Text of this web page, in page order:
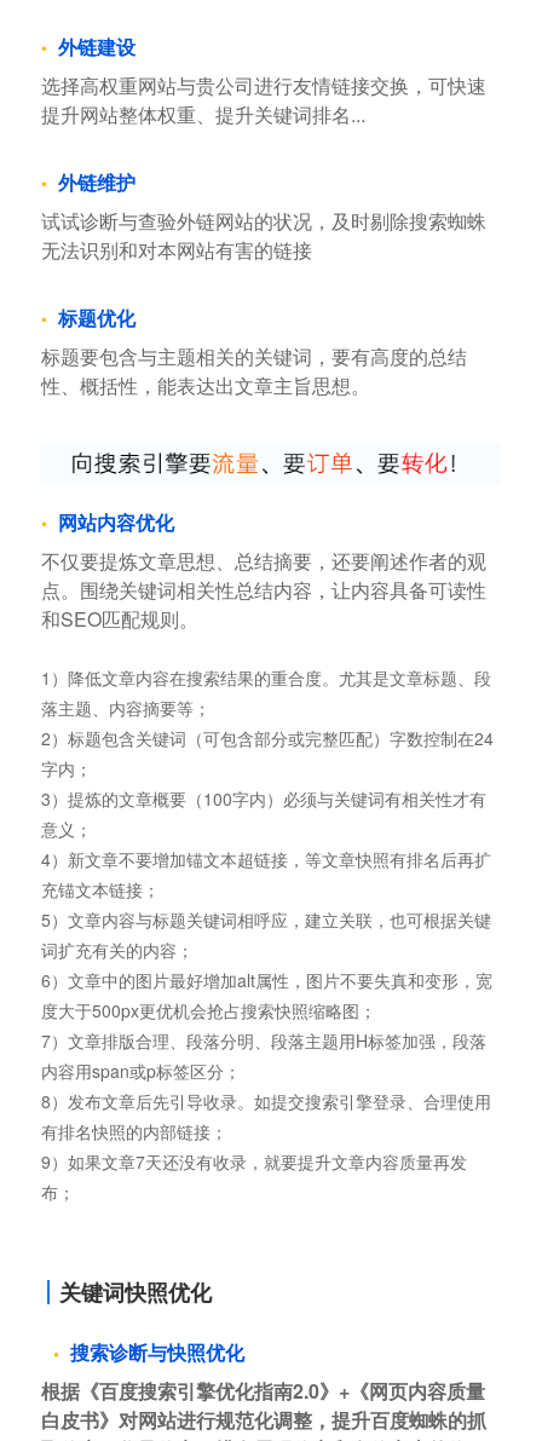
外链建设
选择高权重网站与贵公司进行友情链接交换，可快速
提升网站整体权重、提升关键词排名...
外链维护
试试诊断与查验外链网站的状况，及时剔除搜索蜘蛛
无法识别和对本网站有害的链接
标题优化
标题要包含与主题相关的关键词，要有高度的总结
性、概括性，能表达出文章主旨思想。
网站内容优化
不仅要提炼文章思想、总结摘要，还要阐述作者的观
点。围绕关键词相关性总结内容，让内容具备可读性
和SEO匹配规则。
1）降低文章内容在搜索结果的重合度。尤其是文章标题、段
落主题、内容摘要等；
2）标题包含关键词（可包含部分或完整匹配）字数控制在24
字内；
3）提炼的文章概要（100字内）必须与关键词有相关性才有
意义；
4）新文章不要增加锚文本超链接，等文章快照有排名后再扩
充锚文本链接；
5）文章内容与标题关键词相呼应，建立关联，也可根据关键
词扩充有关的内容；
6）文章中的图片最好增加alt属性，图片不要失真和变形，宽
度大于500px更优机会抢占搜索快照缩略图；
7）文章排版合理、段落分明、段落主题用H标签加强，段落
内容用span或p标签区分；
8）发布文章后先引导收录。如提交搜索引擎登录、合理使用
有排名快照的内部链接；
9）如果文章7天还没有收录，就要提升文章内容质量再发
布；
关键词快照优化
搜索诊断与快照优化
根据《百度搜索引擎优化指南2.0》+《网页内容质量
白皮书》对网站进行规范化调整，提升百度蜘蛛的抓